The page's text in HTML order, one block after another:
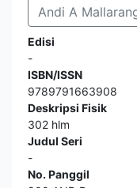
Andi A
Edisi
-
ISBN/ISSN
9789791663908
Deskripsi Fisik
302 hlm
Judul Seri
-
No. Panggil